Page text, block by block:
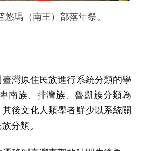
瑪（南王）部落年祭。
灣原住民族進行系統分類的學
南族、排灣族、魯凱族分類為
後文化人類學者鮮少以系統關
分類。